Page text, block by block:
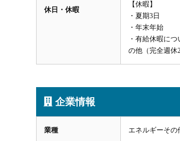
休日・休暇
【休暇】
・夏期3日
・年末年始
・有給休暇に
の他（完全週休
企業情報
業種 エネルギーその